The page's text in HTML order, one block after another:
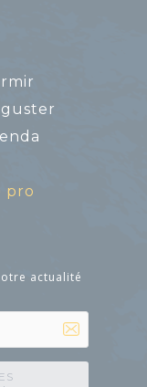
pro
actualité